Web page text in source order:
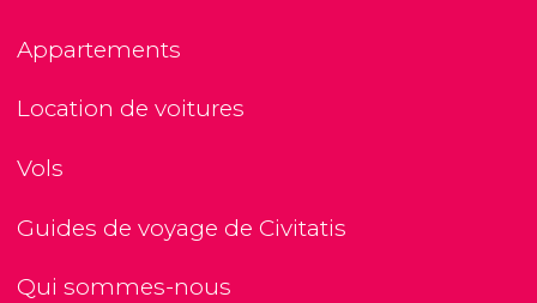
Appartements
Location de voitures
Vols
Guides de voyage de Civitatis
Qui sommes-nous